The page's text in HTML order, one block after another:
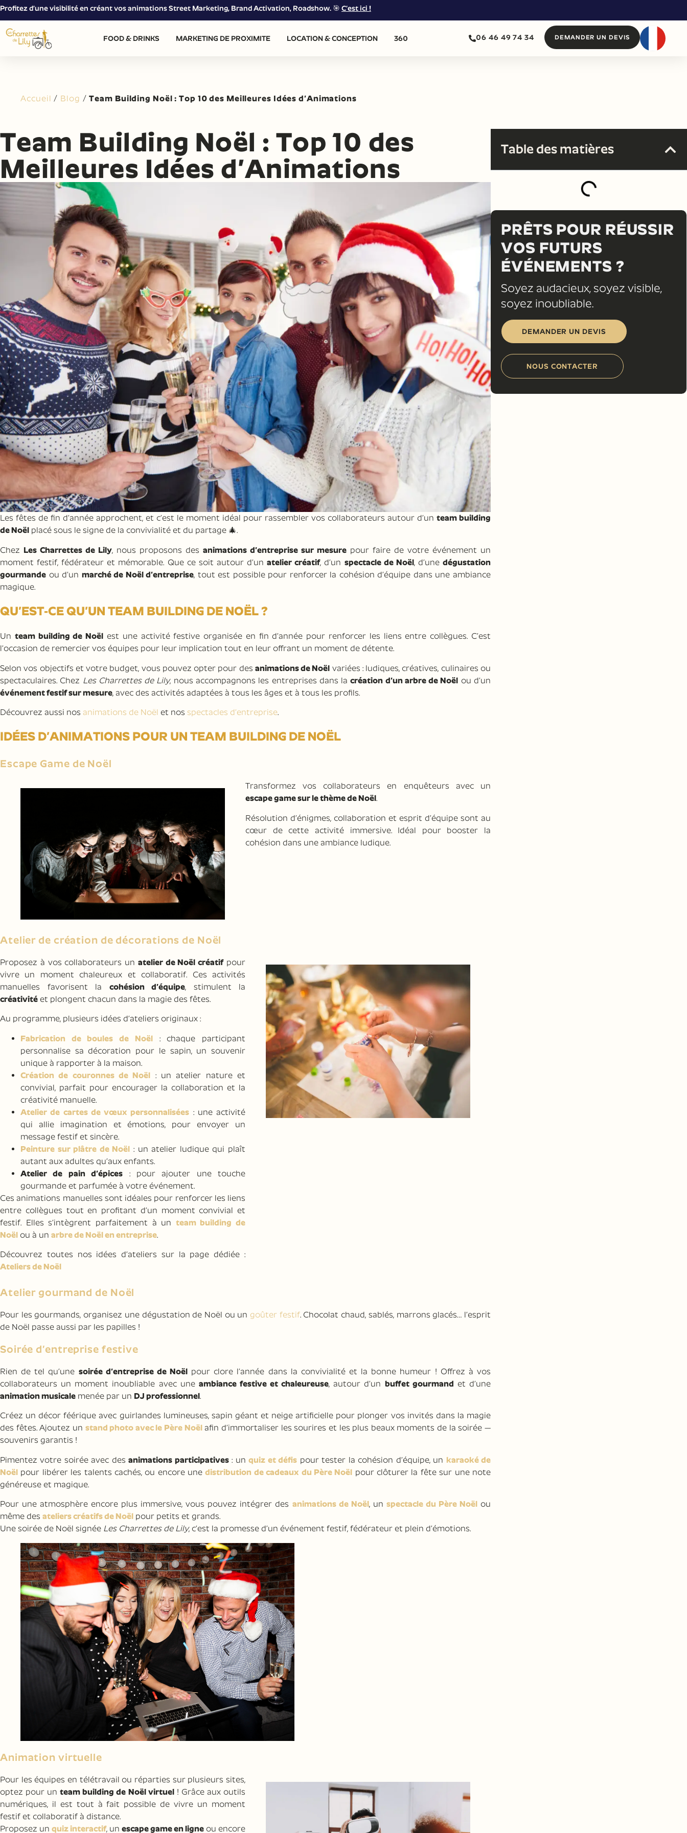
Profitez d’une visibilité en créant vos animations Street Marketing, Brand Activation, Roadshow. 🎯 C’est ici !
FOOD & DRINKS MARKETING DE PROXIMITE LOCATION & CONCEPTION 360 06 46 49 74 34 DEMANDER UN DEVIS
Accueil / Blog /Team Building Noël : Top 10 des Meilleures Idées d’Animations
Team Building Noël : Top 10 des
Meilleures Idées d’Animations
Les fêtes de fin d’année approchent, et c’est le moment idéal pour rassembler vos collaborateurs autour d’un team building
de Noël placé sous le signe de la convivialité et du partage 🎄.
Chez Les Charrettes de Lily, nous proposons des animations d’entreprise sur mesure pour faire de votre événement un
moment festif, fédérateur et mémorable. Que ce soit autour d’unatelier créatif, d’un spectacle de Noël, d’unedégustation
gourmande ou d’un marché de Noël d’entreprise, tout est possible pour renforcer la cohésion d’équipe dans une ambiance
magique.
QU’EST-CE QU’UN TEAM BUILDING DE NOËL ?
Un team building de Noël est une activité festive organisée en fin d’année pour renforcer les liens entre collègues. C’est
l’occasion de remercier vos équipes pour leur implication tout en leur offrant un moment de détente.
Selon vos objectifs et votre budget, vous pouvez opter pour des animations de Noël variées : ludiques, créatives, culinaires ou
spectaculaires. Chez Les Charrettes de Lily, nous accompagnons les entreprises dans lacréation d’un arbre de Noël ou d’un
événement festif sur mesure, avec des activités adaptées à tous les âges et à tous les profils.
Découvrez aussi nos animations de Noël et nos spectacles d’entreprise.
IDÉES D’ANIMATIONS POUR UN TEAM BUILDING DE NOËL
Escape Game de Noël
Transformez vos collaborateurs en enquêteurs avec un
escape game sur le thème de Noël.
Résolution d’énigmes, collaboration et esprit d’équipe sont au
cœur de cette activité immersive. Idéal pour booster la
cohésion dans une ambiance ludique.
Atelier de création de décorations de Noël
Proposez à vos collaborateurs un atelier de Noël créatifpour
vivre un moment chaleureux et collaboratif. Ces activités
manuelles favorisent la cohésion d’équipe, stimulent la
créativité et plongent chacun dans la magie des fêtes.
Au programme, plusieurs idées d’ateliers originaux :
Fabrication de boules de Noël: chaque participant
personnalise sa décoration pour le sapin, un souvenir
unique à rapporter à la maison.
Création de couronnes de Noël : un atelier nature et
convivial, parfait pour encourager la collaboration et la
créativité manuelle.
Atelier de cartes de vœux personnalisées : une activité
qui allie imagination et émotions, pour envoyer un
message festif et sincère.
Peinture sur plâtre de Noël : un atelier ludique qui plaît
autant aux adultes qu’aux enfants.
Atelier de pain d’épices : pour ajouter une touche
gourmande et parfumée à votre événement.
Ces animations manuelles sont idéales pour renforcer les liens
entre collègues tout en profitant d’un moment convivial et
festif. Elles s’intègrent parfaitement à un team building de
Noël ou à un arbre de Noël en entreprise.
Découvrez toutes nos idées d’ateliers sur la page dédiée :
Ateliers de Noël
Atelier gourmand de Noël
Pour les gourmands, organisez une dégustation de Noël ou un goûter festif. Chocolat chaud, sablés, marrons glacés… l’esprit
de Noël passe aussi par les papilles !
Soirée d’entreprise festive
Rien de tel qu’une soirée d’entreprise de Noël pour clore l’année dans la convivialité et la bonne humeur ! Offrez à vos
collaborateurs un moment inoubliable avec une ambiance festive et chaleureuse, autour d’un buffet gourmand et d’une
animation musicale menée par un DJ professionnel.
Créez un décor féérique avec guirlandes lumineuses, sapin géant et neige artificielle pour plonger vos invités dans la magie
des fêtes. Ajoutez un stand photo avec le Père Noëlafin d’immortaliser les sourires et les plus beaux moments de la soirée —
souvenirs garantis !
Pimentez votre soirée avec desanimations participatives: unquiz et défis pour tester la cohésion d’équipe, un karaoké de
Noël pour libérer les talents cachés, ou encore unedistribution de cadeaux du Père Noël pour clôturer la fête sur une note
généreuse et magique.
Pour une atmosphère encore plus immersive, vous pouvez intégrer des animations de Noël, un spectacle du Père Noëlou
même des ateliers créatifs de Noël pour petits et grands.
Une soirée de Noël signée Les Charrettes de Lily, c’est la promesse d’un événement festif, fédérateur et plein d’émotions.
Animation virtuelle
Pour les équipes en télétravail ou réparties sur plusieurs sites,
optez pour unteam building de Noël virtuel! Grâce aux outils
numériques, il est tout à fait possible de vivre un moment
festif et collaboratif à distance.
Proposez un quiz interactif, un escape game en ligne ou encore
Table des matières
PRÊTS POUR RÉUSSIR
VOS FUTURS
ÉVÉNEMENTS ?
Soyez audacieux, soyez visible,
soyez inoubliable.
DEMANDER UN DEVIS
NOUS CONTACTER